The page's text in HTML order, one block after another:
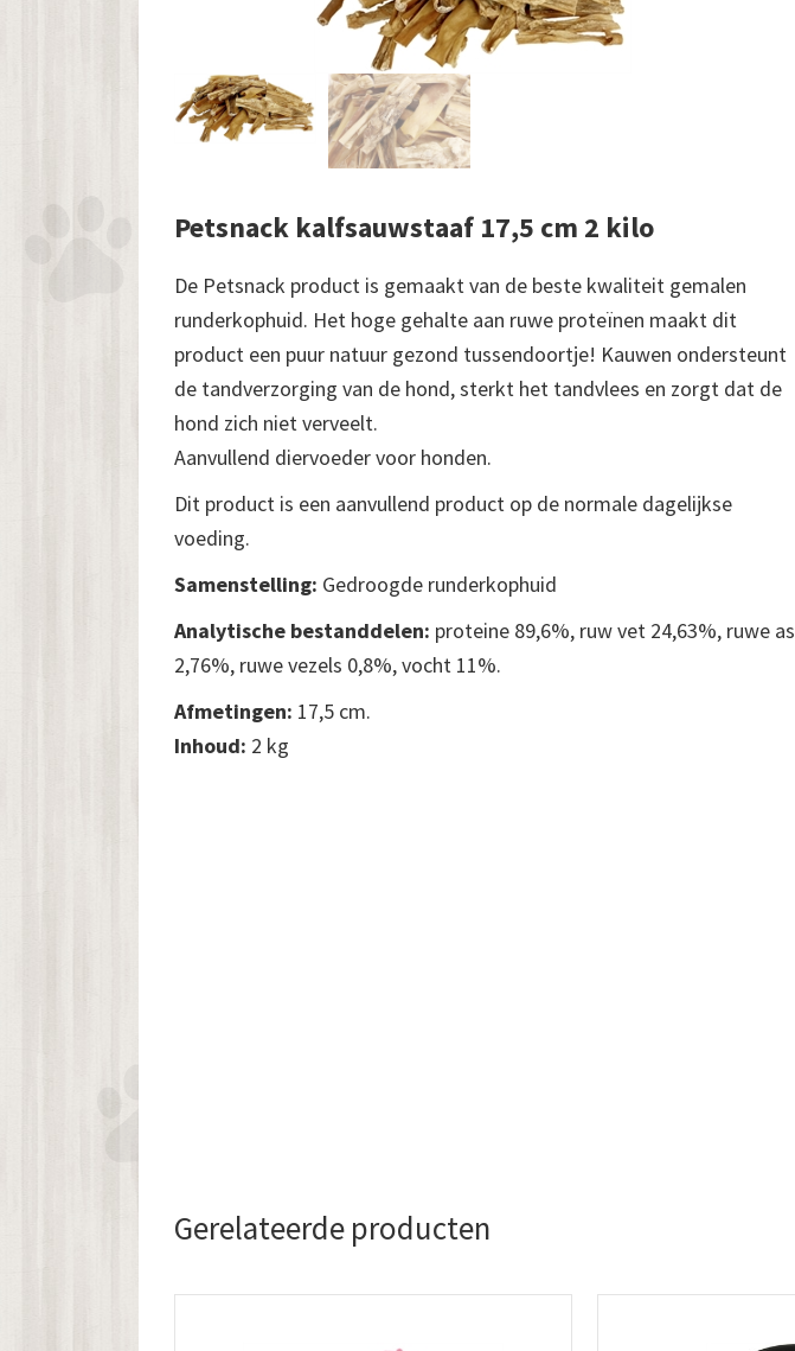
Petsnack kalfsauwstaaf 17,5 cm 2 kilo
De Petsnack product is gemaakt van de beste kwaliteit gemalen
runderkophuid. Het hoge gehalte aan ruwe proteïnen maakt dit
product een puur natuur gezond tussendoortje! Kauwen ondersteunt
de tandverzorging van de hond, sterkt het tandvlees en zorgt dat de
hond zich niet verveelt.
Aanvullend diervoeder voor honden.
Dit product is een aanvullend product op de normale dagelijkse
voeding.
Samenstelling: Gedroogde runderkophuid
Analytische bestanddelen: proteine 89,6%, ruw vet 24,63%, ruwe as
2,76%, ruwe vezels 0,8%, vocht 11%.
Afmetingen: 17,5 cm.
Inhoud: 2 kg
Gerelateerde producten